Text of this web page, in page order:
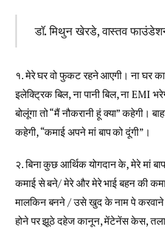
डॉ. मिथुन खेरडे, वास्तव
१. मेरे घर वो फुकट रहने आएगी। ना घर का
इलेक्ट्रिक बिल, ना पानी बिल, ना EMI
बोलूंगा तो “मैं नौकरानी हूं क्या” कहेगी।
कहेगी, “कमाई अपने मां बाप को दूंगी”।
२. बिना कुछ आर्थिक योगदान के, मेरे मां
कमाई से बने/ मेरे और मेरे भाई बहन की
मालकिन बनने / उसे खुद के नाम पे करवाने
होने पर झूठे दहेज कानून, मेंटेनेंस केस,